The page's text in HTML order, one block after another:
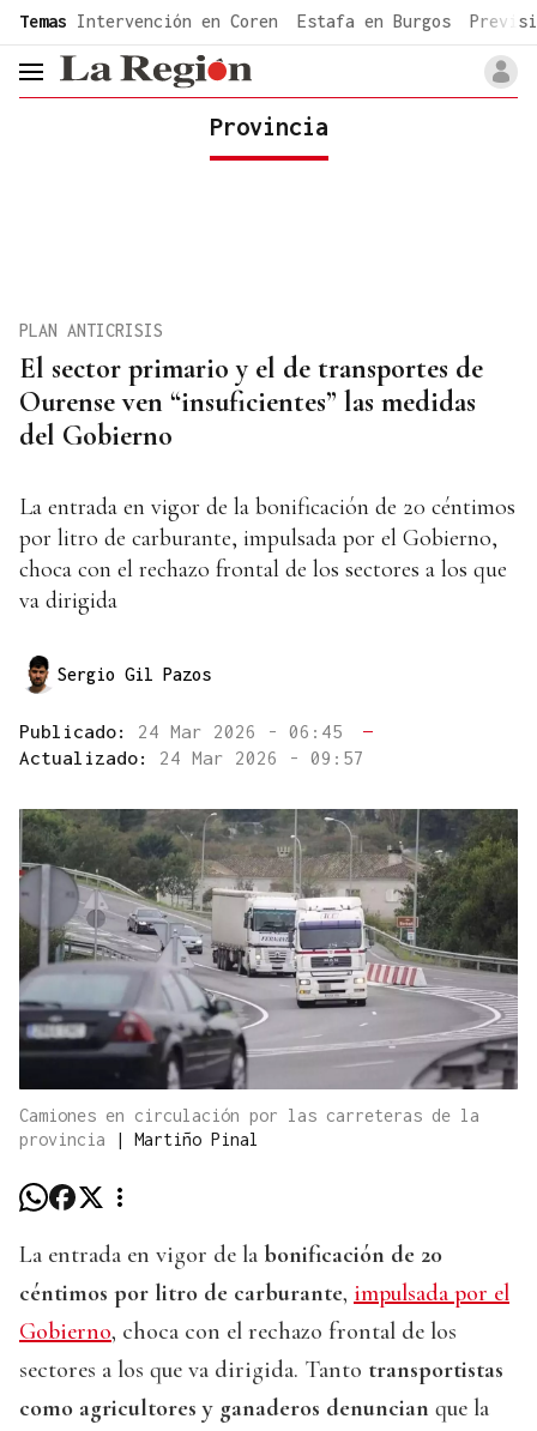
common.go-to-content
Temas Intervención en Coren Estafa en Burgos
header.menu.open
Provincia
El sector primario y el de transportes de
Ourense ven “insuficientes” las medidas
del Gobierno
PLAN ANTICRISIS
La entrada en vigor de la bonificación de 20 céntimos
por litro de carburante, impulsada por el Gobierno,
choca con el rechazo frontal de los sectores a los que
va dirigida
Sergio Gil Pazos
Publicado: 24 Mar 2026 - 06:45
—
Actualizado: 24 Mar 2026 - 09:57
Camiones en circulación por las carreteras de la
provincia
| Martiño Pinal
La entrada en vigor de la bonificación de 20
céntimos por litro de carburante, impulsada por el
Gobierno, choca con el rechazo frontal de los
sectores a los que va dirigida. Tanto transportistas
como agricultores y ganaderos denuncian que la